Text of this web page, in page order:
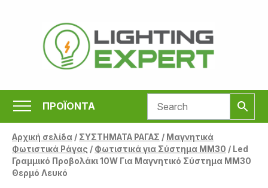
περιεχόμενο
ΠΡΟΪΟΝΤΑ
Αρχική σελίδα/ ΣΥΣΤΗΜΑΤΑ ΡΑΓΑΣ / Μαγνητικά
Φωτιστικά Ράγας / Φωτιστικά για Σύστημα MM30 / Led
Γραμμικό Προβολάκι 10W Για Μαγνητικό Σύστημα MM30
Θερμό Λευκό